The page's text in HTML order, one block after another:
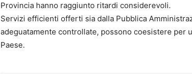
Provincia hanno raggiunto ritardi considerevoli.
Servizi efficienti offerti sia dalla Pubblica
adeguatamente controllate, possono coesistere per
Paese.